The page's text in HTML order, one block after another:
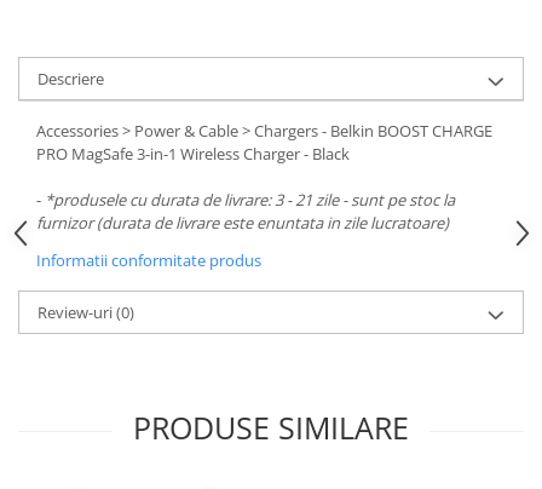
Descriere
Accessories > Power & Cable > Chargers - Belkin BOOST CHARGE
PRO MagSafe 3-in-1 Wireless Charger - Black
- *produsele cu durata de livrare: 3 - 21 zile - sunt pe stoc la
furnizor (durata de livrare este enuntata in zile lucratoare)
Informatii conformitate produs
Review-uri(0)
PRODUSE SIMILARE